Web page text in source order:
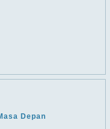
Depan